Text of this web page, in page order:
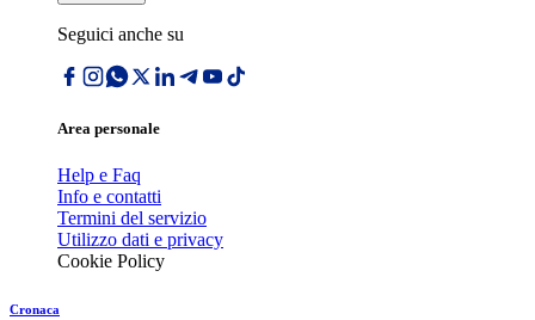
Seguici anche su
Area personale
Help e Faq
Info e contatti
Termini del servizio
Utilizzo dati e privacy
Cookie Policy
Cronaca